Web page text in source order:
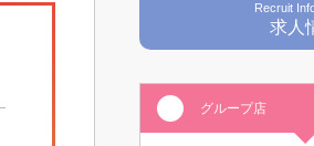
Recruit
求人
グループ店